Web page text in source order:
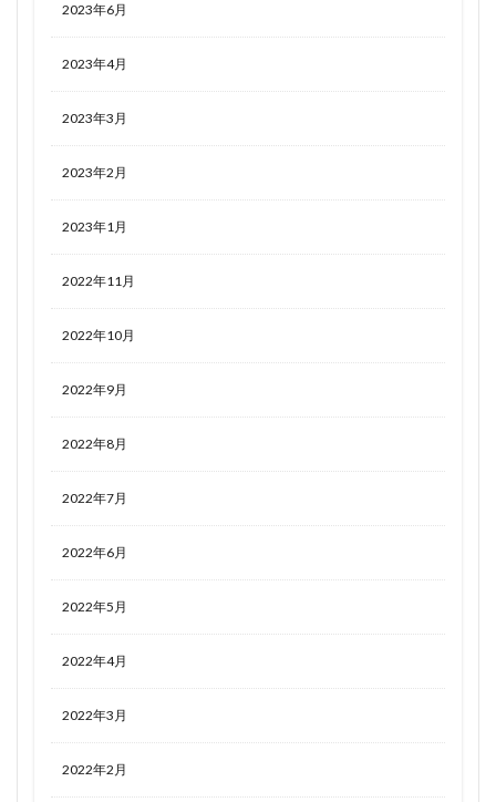
2023年6月
2023年4月
2023年3月
2023年2月
2023年1月
2022年11月
2022年10月
2022年9月
2022年8月
2022年7月
2022年6月
2022年5月
2022年4月
2022年3月
2022年2月